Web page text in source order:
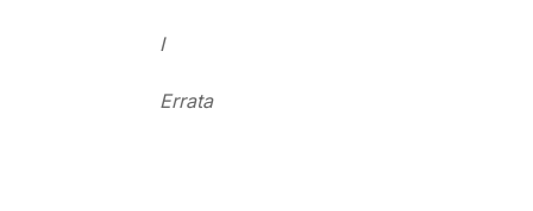
I
Errata